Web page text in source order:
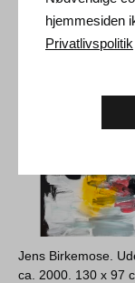
Solgt
Jens Birkemose.
ca. 2000. 130 x 97
hjemmesiden
Privatlivspolitik